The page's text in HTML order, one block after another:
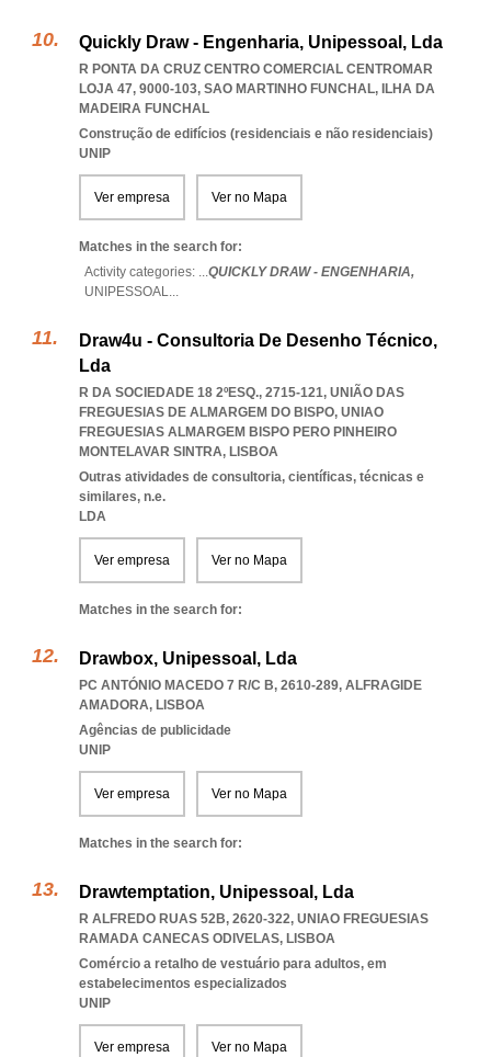
Quickly Draw - Engenharia, Unipessoal, Lda
R PONTA DA CRUZ CENTRO COMERCIAL CENTROMAR
LOJA 47, 9000-103, SAO MARTINHO FUNCHAL, ILHA DA
MADEIRA FUNCHAL
Construção de edifícios (residenciais e não residenciais)
UNIP
Ver empresa Ver no Mapa
Matches in the search for:
Activity categories: ...QUICKLY DRAW - ENGENHARIA,
UNIPESSOAL...
Draw4u - Consultoria De Desenho Técnico,
Lda
R DA SOCIEDADE 18 2ºESQ., 2715-121, UNIÃO DAS
FREGUESIAS DE ALMARGEM DO BISPO, UNIAO
FREGUESIAS ALMARGEM BISPO PERO PINHEIRO
MONTELAVAR SINTRA, LISBOA
Outras atividades de consultoria, científicas, técnicas e
similares, n.e.
LDA
Ver empresa Ver no Mapa
Matches in the search for:
Drawbox, Unipessoal, Lda
PC ANTÓNIO MACEDO 7 R/C B, 2610-289, ALFRAGIDE
AMADORA, LISBOA
Agências de publicidade
UNIP
Ver empresa Ver no Mapa
Matches in the search for:
Drawtemptation, Unipessoal, Lda
R ALFREDO RUAS 52B, 2620-322, UNIAO FREGUESIAS
RAMADA CANECAS ODIVELAS, LISBOA
Comércio a retalho de vestuário para adultos, em
estabelecimentos especializados
UNIP
Ver empresa Ver no Mapa